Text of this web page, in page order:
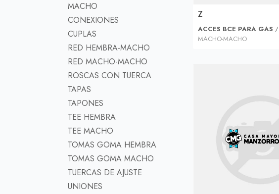
Z
ACCES BCE PARA GAS /
MACHO-MACHO
MACHO
CONEXIONES
CUPLAS
RED HEMBRA-MACHO
RED MACHO-MACHO
ROSCAS CON TUERCA
TAPAS
TAPONES
TEE HEMBRA
TEE MACHO
TOMAS GOMA HEMBRA
TOMAS GOMA MACHO
TUERCAS DE AJUSTE
UNIONES